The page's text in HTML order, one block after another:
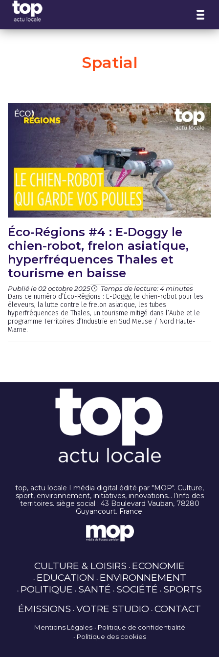
Spatial
Éco-Régions #4 : E-Doggy le
chien-robot, frelon asiatique,
hyperfréquences Thales et
tourisme en baisse
Publié le 02 octobre 2025 Temps de lecture: 4 minutes
Dans ce numéro d’Éco-Régions : E-Doggy, le chien-robot pour les
éleveurs, la lutte contre le frelon asiatique, les tubes
hyperfréquences de Thales, un tourisme mitigé dans l’Aube et le
programme Territoires d’Industrie en Sud Meuse / Nord Haute-
Marne.
top, actu locale I média digital édité par "MOP". Culture,
sport, environnement, initiatives, innovations… l’info des
territoires. siège social : 43 Boulevard Vauban, 78280
Guyancourt. France.
CULTURE & LOISIRS ECONOMIE
EDUCATION ENVIRONNEMENT
POLITIQUE SANTÉ SOCIÉTÉ SPORTS
ÉMISSIONS VOTRE STUDIO CONTACT
Mentions Légales
Politique de confidentialité
Politique des cookies
Panneau de gestion des cookies